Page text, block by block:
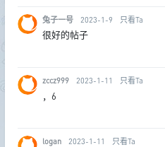
兔子一号 2023-1-9 只看Ta
很好的帖子
zccz999 2023-1-11 只看Ta
，6
logan 2023-1-11 只看Ta